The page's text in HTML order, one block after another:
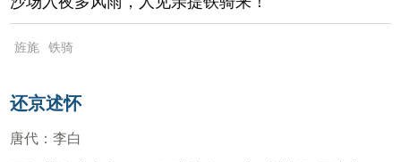
旌旄 铁骑
还京述怀
唐代 ： 李白